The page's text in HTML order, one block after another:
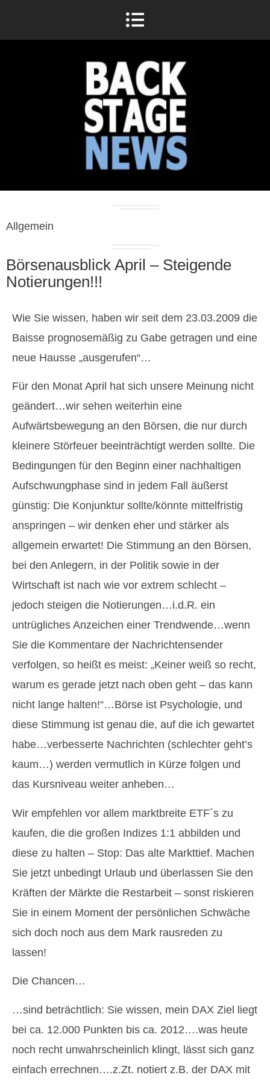
Allgemein
Börsenausblick April – Steigende
Notierungen!!!
Wie Sie wissen, haben wir seit dem 23.03.2009 die
Baisse prognosemäßig zu Gabe getragen und eine
neue Hausse „ausgerufen“…
Für den Monat April hat sich unsere Meinung nicht
geändert…wir sehen weiterhin eine
Aufwärtsbewegung an den Börsen, die nur durch
kleinere Störfeuer beeinträchtigt werden sollte. Die
Bedingungen für den Beginn einer nachhaltigen
Aufschwungphase sind in jedem Fall äußerst
günstig: Die Konjunktur sollte/könnte mittelfristig
anspringen – wir denken eher und stärker als
allgemein erwartet! Die Stimmung an den Börsen,
bei den Anlegern, in der Politik sowie in der
Wirtschaft ist nach wie vor extrem schlecht –
jedoch steigen die Notierungen…i.d.R. ein
untrügliches Anzeichen einer Trendwende…wenn
Sie die Kommentare der Nachrichtensender
verfolgen, so heißt es meist: „Keiner weiß so recht,
warum es gerade jetzt nach oben geht – das kann
nicht lange halten!“…Börse ist Psychologie, und
diese Stimmung ist genau die, auf die ich gewartet
habe…verbesserte Nachrichten (schlechter geht’s
kaum…) werden vermutlich in Kürze folgen und
das Kursniveau weiter anheben…
Wir empfehlen vor allem marktbreite ETF´s zu
kaufen, die die großen Indizes 1:1 abbilden und
diese zu halten – Stop: Das alte Markttief. Machen
Sie jetzt unbedingt Urlaub und überlassen Sie den
Kräften der Märkte die Restarbeit – sonst riskieren
Sie in einem Moment der persönlichen Schwäche
sich doch noch aus dem Mark rausreden zu
lassen!
Die Chancen…
…sind beträchtlich: Sie wissen, mein DAX Ziel liegt
bei ca. 12.000 Punkten bis ca. 2012….was heute
noch recht unwahrscheinlich klingt, lässt sich ganz
einfach errechnen….z.Zt. notiert z.B. der DAX mit